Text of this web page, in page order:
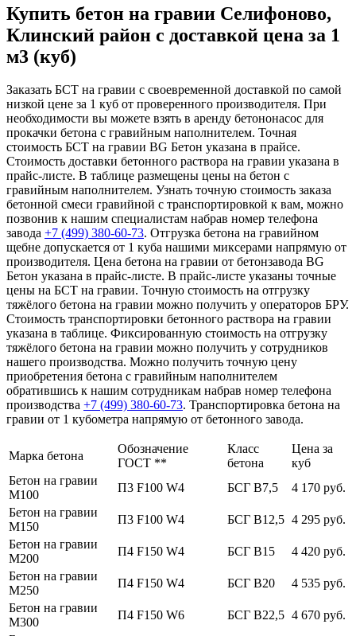
Купить бетон на гравии Селифоново,
Клинский район с доставкой цена за 1
м3 (куб)
Заказать БСТ на гравии с своевременной доставкой по самой
низкой цене за 1 куб от проверенного производителя. При
необходимости вы можете взять в аренду бетононасос для
прокачки бетона с гравийным наполнителем. Точная
стоимость БСТ на гравии BG Бетон указана в прайсе.
Стоимость доставки бетонного раствора на гравии указана в
прайс-листе. В таблице размещены цены на бетон с
гравийным наполнителем. Узнать точную стоимость заказа
бетонной смеси гравийной с транспортировкой к вам, можно
позвонив к нашим специалистам набрав номер телефона
завода +7 (499) 380-60-73. Отгрузка бетона на гравийном
щебне допускается от 1 куба нашими миксерами напрямую от
производителя. Цена бетона на гравии от бетонзавода BG
Бетон указана в прайс-листе. В прайс-листе указаны точные
цены на БСТ на гравии. Точную стоимость на отгрузку
тяжёлого бетона на гравии можно получить у операторов БРУ.
Стоимость транспортировки бетонного раствора на гравии
указана в таблице. Фиксированную стоимость на отгрузку
тяжёлого бетона на гравии можно получить у сотрудников
нашего производства. Можно получить точную цену
приобретения бетона с гравийным наполнителем
обратившись к нашим сотрудникам набрав номер телефона
производства +7 (499) 380-60-73. Транспортировка бетона на
гравии от 1 кубометра напрямую от бетонного завода.
Марка бетона
Обозначение
ГОСТ **
Класс
бетона
Цена за
куб
Бетон на гравии
М100
П3 F100 W4 БСГ В7,5
4 170 руб.
Бетон на гравии
М150
П3 F100 W4 БСГ В12,5 4 295 руб.
Бетон на гравии
М200
П4 F150 W4 БСГ В15
4 420 руб.
Бетон на гравии
М250
П4 F150 W4 БСГ В20
4 535 руб.
Бетон на гравии
М300
П4 F150 W6 БСГ В22,5 4 670 руб.